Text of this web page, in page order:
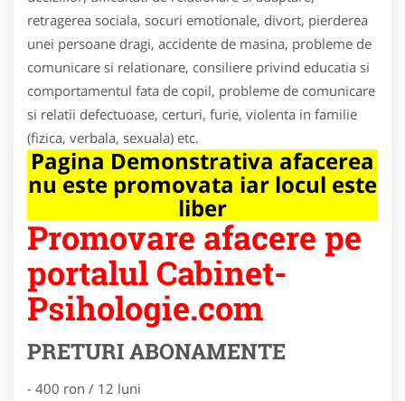
retragerea sociala, socuri emotionale, divort, pierderea
unei persoane dragi, accidente de masina, probleme de
comunicare si relationare, consiliere privind educatia si
comportamentul fata de copil, probleme de comunicare
si relatii defectuoase, certuri, furie, violenta in familie
(fizica, verbala, sexuala) etc.
Pagina Demonstrativa afacerea
nu este promovata iar locul este
liber
Promovare afacere pe
portalul Cabinet-
Psihologie.com
PRETURI ABONAMENTE
- 400 ron / 12 luni